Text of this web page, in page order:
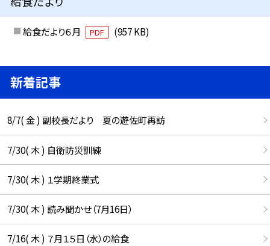
給食だより６月 PDF (957 KB)
新着記事
8/7( 金 ) 副校長だより 夏の遊佐町再訪
7/30( 木 ) 自衛防災訓練
7/30( 木 ) １学期終業式
7/30( 木 ) 読み聞かせ（7月16日）
7/16( 木 ) ７月１５日（水）の給食